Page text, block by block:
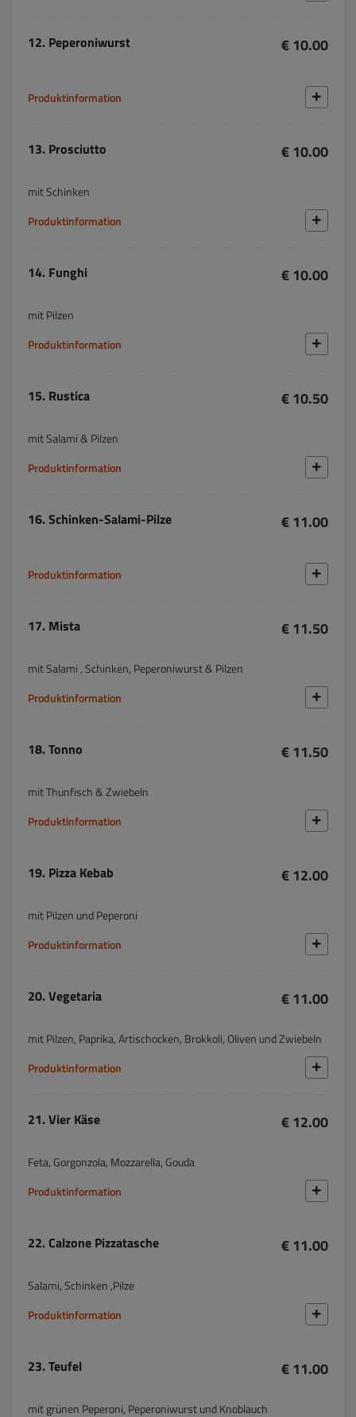
12. Peperoniwurst € 10.00
Produktinformation
13. Prosciutto € 10.00
mit Schinken
Produktinformation
14. Funghi € 10.00
mit Pilzen
Produktinformation
15. Rustica € 10.50
mit Salami & Pilzen
Produktinformation
16. Schinken-Salami-Pilze € 11.00
Produktinformation
17. Mista € 11.50
mit Salami , Schinken, Peperoniwurst & Pilzen
Produktinformation
18. Tonno € 11.50
mit Thunfisch & Zwiebeln
Produktinformation
19. Pizza Kebab € 12.00
mit Pilzen und Peperoni
Produktinformation
20. Vegetaria € 11.00
mit Pilzen, Paprika, Artischocken, Brokkoli, Oliven und Zwiebeln
Produktinformation
21. Vier Käse € 12.00
Feta, Gorgonzola, Mozzarella, Gouda
Produktinformation
22. Calzone Pizzatasche € 11.00
Salami, Schinken ,Pilze
Produktinformation
23. Teufel € 11.00
mit grünen Peperoni, Peperoniwurst und Knoblauch